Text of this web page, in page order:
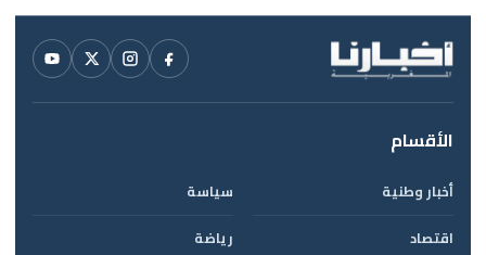
الأقسام
أخبار وطنية
سياسة
اقتصاد
رياضة